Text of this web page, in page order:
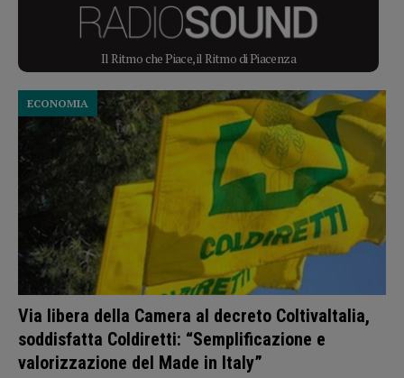
Il Ritmo che Piace, il Ritmo di Piacenza
Via libera della Camera al decreto ColtivaItalia,
soddisfatta Coldiretti: “Semplificazione e
valorizzazione del Made in Italy”
ECONOMIA